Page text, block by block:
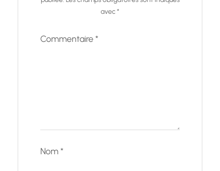
avec*
Commentaire*
Nom*